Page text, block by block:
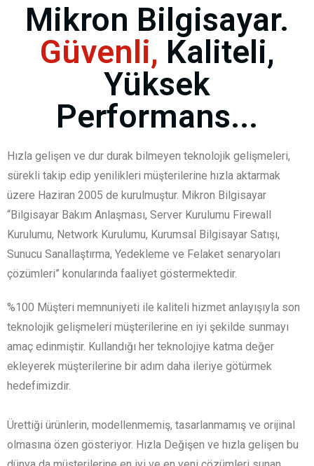
Mikron Bilgisayar.
Güvenli, Kaliteli,
Yüksek
Performans...
Hızla gelişen ve dur durak bilmeyen teknolojik gelişmeleri,
sürekli takip edip yenilikleri müşterilerine hızla aktarmak
üzere Haziran 2005 de kurulmuştur. Mikron Bilgisayar
“Bilgisayar Bakım Anlaşması, Server Kurulumu Firewall
Kurulumu, Network Kurulumu, Kurumsal Bilgisayar Satışı,
Sunucu Sanallaştırma, Yedekleme ve Felaket senaryoları
çözümleri” konularında faaliyet göstermektedir.
%100 Müşteri memnuniyeti ile kaliteli hizmet anlayışıyla son
teknolojik gelişmeleri müşterilerine en iyi şekilde sunmayı
amaç edinmiştir. Kullandığı her teknolojiye katma değer
ekleyerek müşterilerine bir adım daha ileriye götürmek
hedefimizdir.
Ürettiği ürünlerin, modellenmemiş, tasarlanmamış ve orijinal
olmasına özen gösteriyor. Hızla Değişen ve hızla gelişen bu